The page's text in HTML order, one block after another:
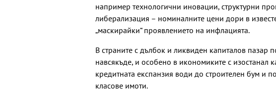
например технологични иновации, структурни
либерализация – номиналните цени дори в
„маскирайки“ проявлението на инфлацията.
В страните с дълбок и ликвиден капиталов пазар
навсякъде, и особено в икономиките с изостанал
кредитната експанзия води до строителен бум и
класове имоти.